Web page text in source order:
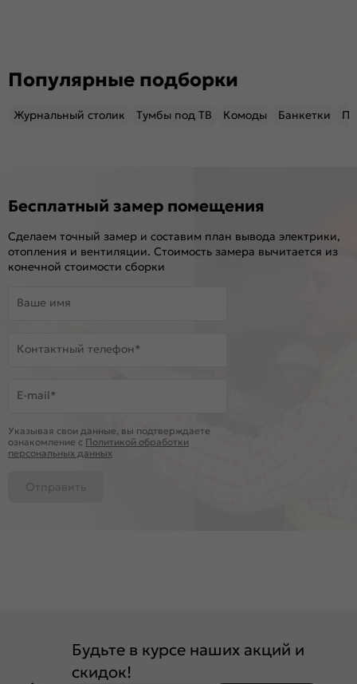
Популярные подборки
Журнальный столик Тумбы под ТВ Комоды Банкетки
Бесплатный замер помещения
Сделаем точный замер и составим план вывода электрики,
отопления и вентиляции. Стоимость замера вычитается из
конечной стоимости сборки
Ваше имя
Контактный телефон*
E-mail*
Указывая свои данные, вы подтверждаете
ознакомление c Политикой обработки
персональных данных
Отправить
Будьте в курсе наших акций и
скидок!